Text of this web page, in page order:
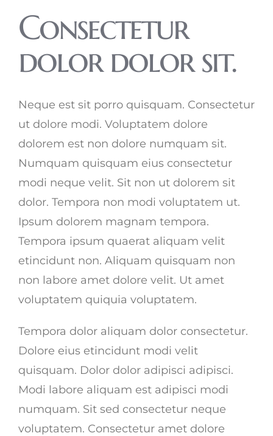
Consectetur
dolor dolor sit.
Neque est sit porro quisquam. Consectetur
ut dolore modi. Voluptatem dolore
dolorem est non dolore numquam sit.
Numquam quisquam eius consectetur
modi neque velit. Sit non ut dolorem sit
dolor. Tempora non modi voluptatem ut.
Ipsum dolorem magnam tempora.
Tempora ipsum quaerat aliquam velit
etincidunt non. Aliquam quisquam non
non labore amet dolore velit. Ut amet
voluptatem quiquia voluptatem.
Tempora dolor aliquam dolor consectetur.
Dolore eius etincidunt modi velit
quisquam. Dolor dolor adipisci adipisci.
Modi labore aliquam est adipisci modi
numquam. Sit sed consectetur neque
voluptatem. Consectetur amet dolore